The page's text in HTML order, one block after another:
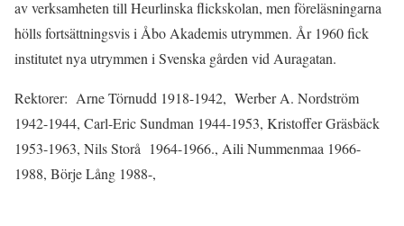
av verksamheten till Heurlinska flickskolan, men föreläsningarna
hölls fortsättningsvis i Åbo Akademis utrymmen. År 1960 fick
institutet nya utrymmen i Svenska gården vid Auragatan.
Rektorer: Arne Törnudd 1918-1942, Werber A. Nordström
1942-1944, Carl-Eric Sundman 1944-1953, Kristoffer Gräsbäck
1953-1963, Nils Storå 1964-1966., Aili Nummenmaa 1966-
1988, Börje Lång 1988-,